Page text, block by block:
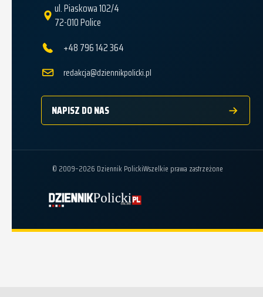
ul. Piaskowa 102/4
72-010 Police
+48 796 142 364
redakcja@dziennikpolicki.pl
NAPISZ DO NAS
© 2009–2026 Dziennik PolickiWszelkie prawa zastrzeżone